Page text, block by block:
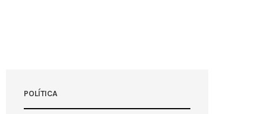
POLÍTICA